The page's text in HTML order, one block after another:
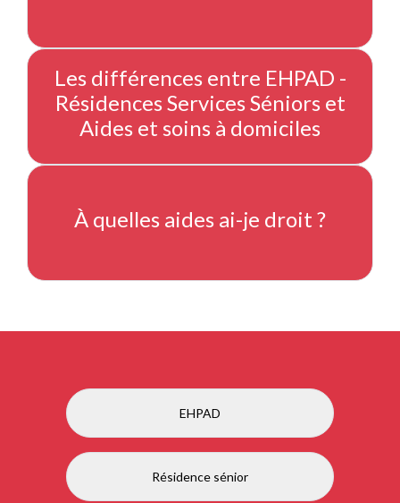
Les différences entre EHPAD -
Résidences Services Séniors et
Aides et soins à domiciles
À quelles aides ai-je droit ?
EHPAD
Résidence sénior